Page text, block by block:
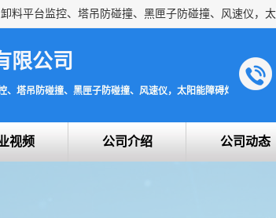
限公司
塔吊防碰撞、黑匣子防碰撞、风速仪，太阳能障碍灯安全提示灯
视频 公司介绍 公司动态